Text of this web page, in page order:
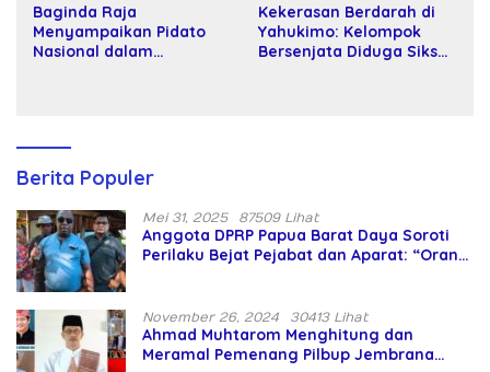
Baginda Raja
Menyampaikan Pidato
Nasional dalam
Kekerasan Berdarah di
Yahukimo: Kelompok
Bersenjata Diduga Siksa
Berita Populer
Mei 31, 2025 87509 Lihat
Anggota DPRP Papua Barat Daya Soroti
Perilaku Bejat Pejabat dan Aparat: “Orang
November 26, 2024 30413 Lihat
Ahmad Muhtarom Menghitung dan
Meramal Pemenang Pilbup Jembrana